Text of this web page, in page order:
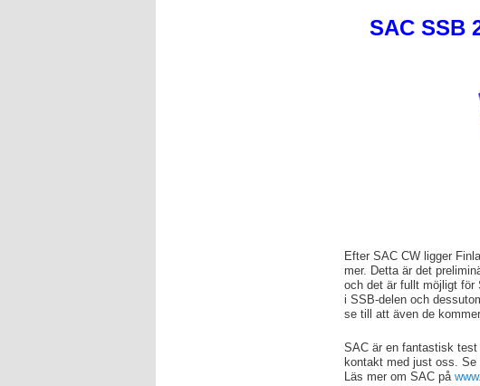
SAC SSB
Efter SAC CW ligger
mer. Detta är det
och det är fullt möjligt för
i SSB-delen och
se till att även de
SAC är en fantastisk
kontakt med just oss. Se
Läs mer om SAC på